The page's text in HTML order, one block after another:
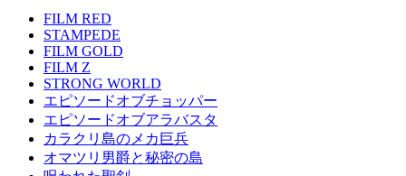
FILM RED
STAMPEDE
FILM GOLD
FILM Z
STRONG WORLD
エピソードオブチョッパー
エピソードオブアラバスタ
カラクリ島のメカ巨兵
オマツリ男爵と秘密の島